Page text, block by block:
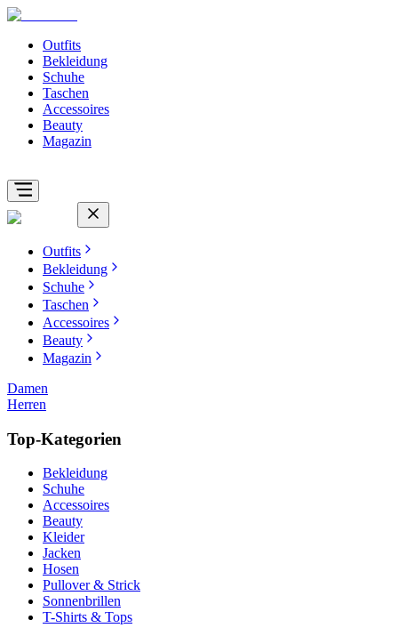
Outfits
Bekleidung
Schuhe
Taschen
Accessoires
Beauty
Magazin
Outfits
Bekleidung
Schuhe
Taschen
Accessoires
Beauty
Magazin
Damen
Herren
Top-Kategorien
Bekleidung
Schuhe
Accessoires
Beauty
Kleider
Jacken
Hosen
Pullover & Strick
Sonnenbrillen
T-Shirts & Tops